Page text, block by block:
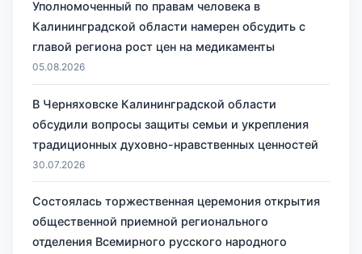
Уполномоченный по правам человека в
Калининградской области намерен обсудить с
главой региона рост цен на медикаменты
05.08.2026
В Черняховске Калининградской области
обсудили вопросы защиты семьи и укрепления
традиционных духовно-нравственных ценностей
30.07.2026
Состоялась торжественная церемония открытия
общественной приемной регионального
отделения Всемирного русского народного